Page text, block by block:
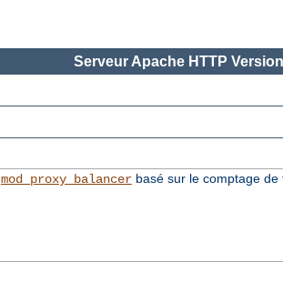
Serveur Apache HTTP
mod_proxy_balancerbasé sur le comptage de